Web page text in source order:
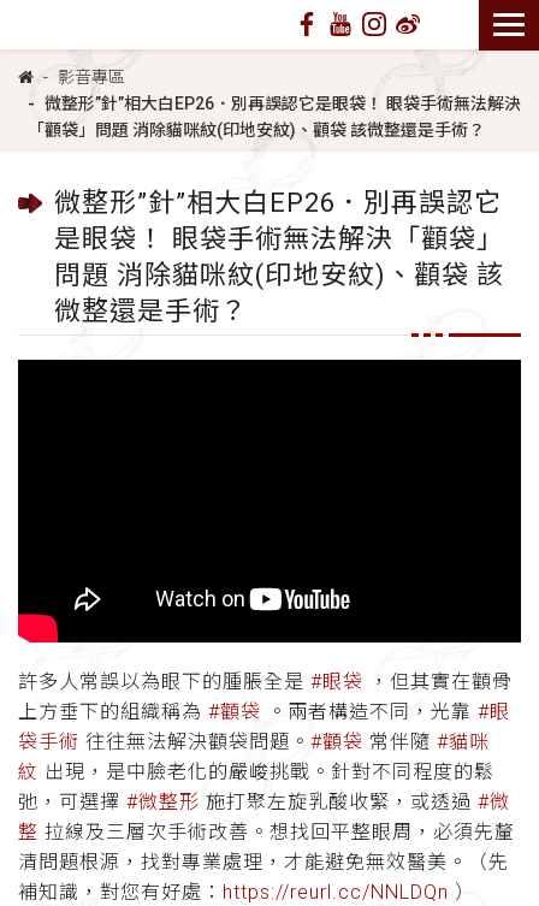
影音專區
微整形”針”相大白EP26．別再誤認它是眼袋！ 眼袋手術無法解決
「顴袋」問題 消除貓咪紋(印地安紋)、顴袋 該微整還是手術？
微整形”針”相大白EP26．別再誤認它
是眼袋！ 眼袋手術無法解決「顴袋」
問題 消除貓咪紋(印地安紋)、顴袋 該
微整還是手術？
許多人常誤以為眼下的腫脹全是 #眼袋 ，但其實在顴骨
上方垂下的組織稱為 #顴袋 。兩者構造不同，光靠 #眼
袋手術 往往無法解決顴袋問題。 #顴袋 常伴隨 #貓咪
紋 出現，是中臉老化的嚴峻挑戰。針對不同程度的鬆
弛，可選擇 #微整形 施打聚左旋乳酸收緊，或透過 #微
整 拉線及三層次手術改善。想找回平整眼周，必須先釐
清問題根源，找對專業處理，才能避免無效醫美。（先
補知識，對您有好處： https://reurl.cc/NNLDQn ）